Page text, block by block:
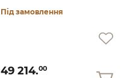
Під замовлення
49 214.00